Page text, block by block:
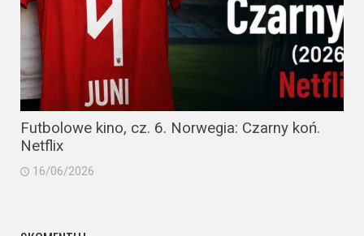
Futbolowe kino, cz. 6. Norwegia: Czarny koń.
Netflix
16/06/2026